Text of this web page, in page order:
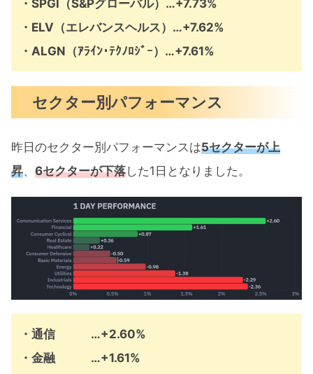
・SPGI（S&Pグローバル）…+7.73%
・ELV（エレバンスヘルス）…+7.62%
・ALGN（ｱﾗｲﾝ･ﾃｸﾉﾛｼﾞｰ）…+7.61%
セクター別パフォーマンス
昨日のセクター別パフォーマンスは5セクターが上
昇、 6セクターが下落した1日となりました。
・通信 …+2.60%
・金融 …+1.61%